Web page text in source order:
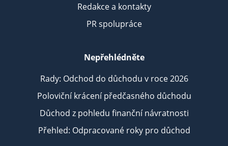
Redakce a kontakty
PR spolupráce
Nepřehlédněte
Rady: Odchod do důchodu v roce 2026
Poloviční krácení předčasného důchodu
Důchod z pohledu finanční návratnosti
Přehled: Odpracované roky pro důchod